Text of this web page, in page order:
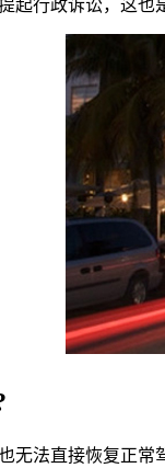
起行政诉讼，这也
法直接恢复正常